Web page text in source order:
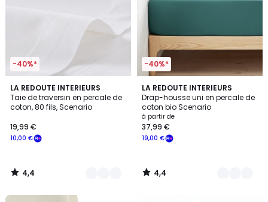
-40%*
LA REDOUTE INTERIEURS
Taie de traversin en percale de
coton, 80 fils, Scenario
10,00 €
19,99 €
4,4
/ 5
19
Couleurs
4,4
/
-40%*
LA REDOUTE INTERIEURS
Drap-housse uni en percale de
coton bio Scenario
à partir de
19,00 €
37,99 €
4,4
/ 5
13
Couleurs
4,4
/